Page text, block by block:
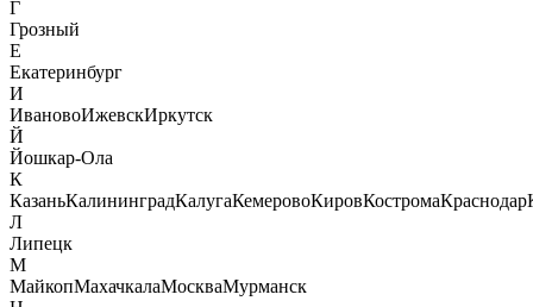
Г
Грозный
Е
Екатеринбург
И
ИвановоИжевскИркутск
Й
Йошкар-Ола
К
КазаньКалининградКалугаКемеровоКировКостромаКраснодар
Л
Липецк
М
МайкопМахачкалаМоскваМурманск